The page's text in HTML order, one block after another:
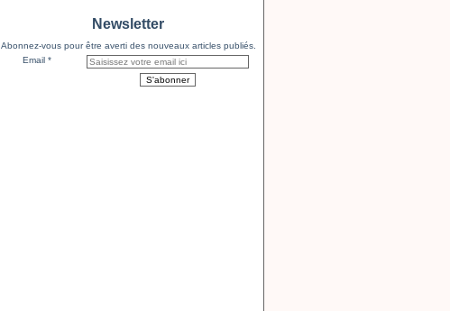
Newsletter
Abonnez-vous pour être averti des nouveaux articles publiés.
Email